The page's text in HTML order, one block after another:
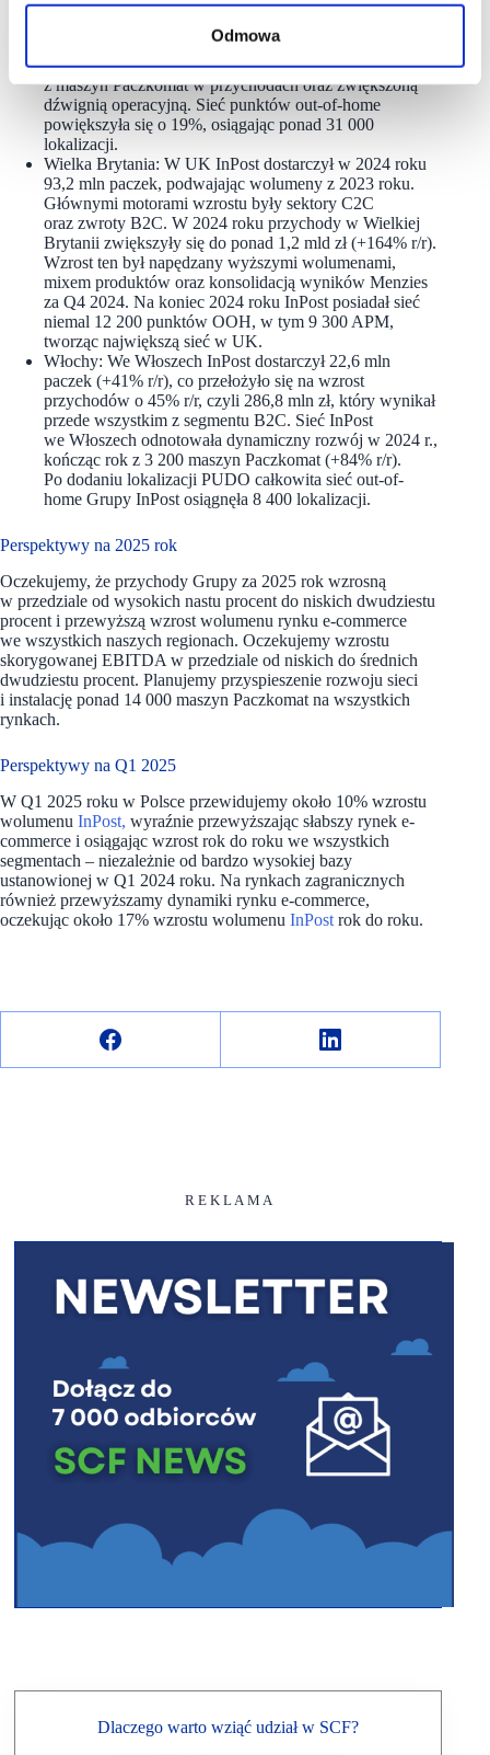
Odmowa
zł, czyli o 39% r/r, a marża zwiększyła się do 15,1%.
Wzrost skorygowanej marży EBITDA był
spowodowany wyższym wolumenem, zwłaszcza
w segmencie B2C, większym udziałem wolumenu
z maszyn Paczkomat w przychodach oraz zwiększoną
dźwignią operacyjną. Sieć punktów out-of-home
powiększyła się o 19%, osiągając ponad 31 000
lokalizacji.
Wielka Brytania: W UK InPost dostarczył w 2024 roku
93,2 mln paczek, podwajając wolumeny z 2023 roku.
Głównymi motorami wzrostu były sektory C2C
oraz zwroty B2C. W 2024 roku przychody w Wielkiej
Brytanii zwiększyły się do ponad 1,2 mld zł (+164% r/r).
Wzrost ten był napędzany wyższymi wolumenami,
mixem produktów oraz konsolidacją wyników Menzies
za Q4 2024. Na koniec 2024 roku InPost posiadał sieć
niemal 12 200 punktów OOH, w tym 9 300 APM,
tworząc największą sieć w UK.
Włochy: We Włoszech InPost dostarczył 22,6 mln
paczek (+41% r/r), co przełożyło się na wzrost
przychodów o 45% r/r, czyli 286,8 mln zł, który wynikał
przede wszystkim z segmentu B2C. Sieć InPost
we Włoszech odnotowała dynamiczny rozwój w 2024 r.,
kończąc rok z 3 200 maszyn Paczkomat (+84% r/r).
Po dodaniu lokalizacji PUDO całkowita sieć out-of-
home Grupy InPost osiągnęła 8 400 lokalizacji.
Perspektywy na 2025 rok
Oczekujemy, że przychody Grupy za 2025 rok wzrosną
w przedziale od wysokich nastu procent do niskich dwudziestu
procent i przewyższą wzrost wolumenu rynku e-commerce
we wszystkich naszych regionach. Oczekujemy wzrostu
skorygowanej EBITDA w przedziale od niskich do średnich
dwudziestu procent. Planujemy przyspieszenie rozwoju sieci
i instalację ponad 14 000 maszyn Paczkomat na wszystkich
rynkach.
Perspektywy na Q1 2025
W Q1 2025 roku w Polsce przewidujemy około 10% wzrostu
wolumenu InPost, wyraźnie przewyższając słabszy rynek e-
commerce i osiągając wzrost rok do roku we wszystkich
segmentach – niezależnie od bardzo wysokiej bazy
ustanowionej w Q1 2024 roku. Na rynkach zagranicznych
również przewyższamy dynamiki rynku e-commerce,
oczekując około 17% wzrostu wolumenu InPost rok do roku.
R E K L A M A
Dlaczego warto wziąć udział w SCF?